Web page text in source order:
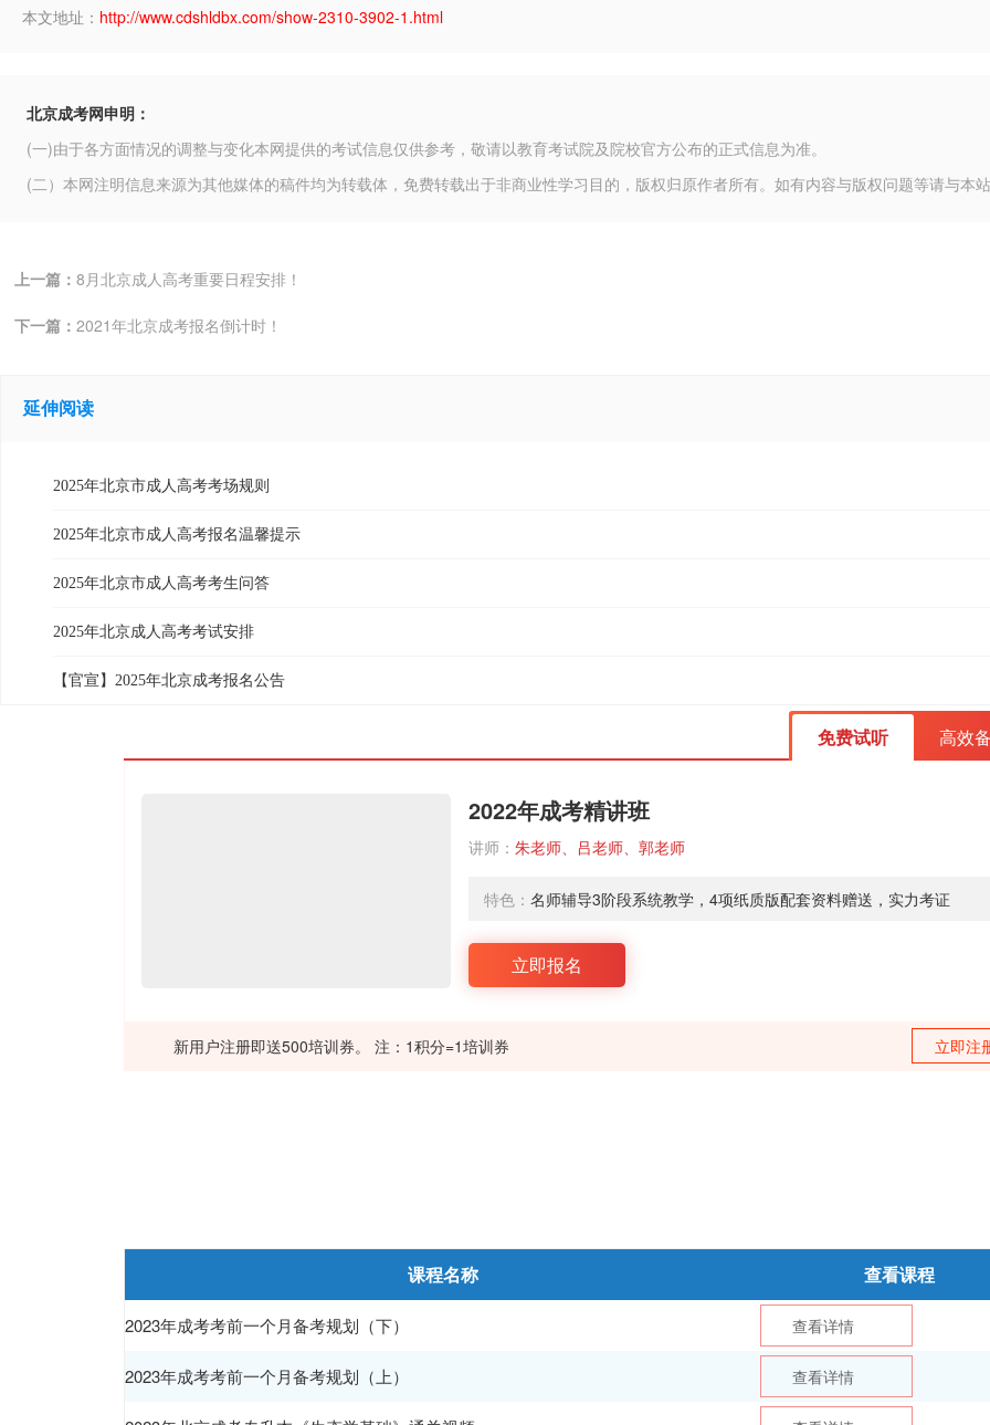
本文地址： http://www.cdshldbx.com/show-2310-3902-1.html
北京成考网申明：
(一)由于各方面情况的调整与变化本网提供的考试信息仅供参考，敬请以教育考试院及院校官方公布的正式信息为准。
(二）本网注明信息来源为其他媒体的稿件均为转载体，免费转载出于非商业性学习目的，版权归原作者所有。如有内容与版权问题等请与本
上一篇： 8月北京成人高考重要日程安排！
下一篇： 2021年北京成考报名倒计时！
延伸阅读
2025年北京市成人高考考场规则
2025年北京市成人高考报名温馨提示
2025年北京市成人高考考生问答
2025年北京成人高考考试安排
【官宣】2025年北京成考报名公告
免费试听 高效
2022年成考精讲班
讲师： 朱老师、吕老师、郭老师
特色： 名师辅导3阶段系统教学，4项纸质版配套资料赠送，实力考证
立即报名
新用户注册即送500培训券。 注：1积分=1培训券 立即注
课程名称 查看课程
2023年成考考前一个月备考规划（下） 查看详情
2023年成考考前一个月备考规划（上） 查看详情